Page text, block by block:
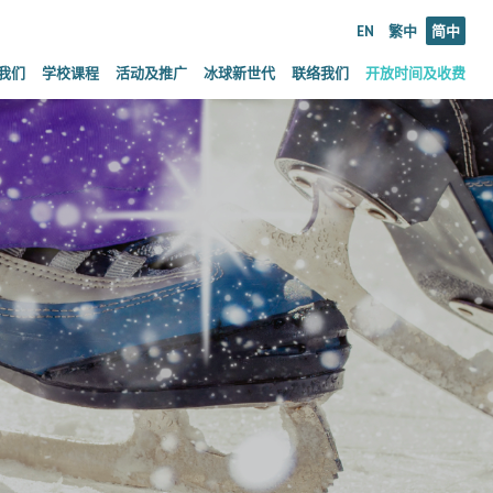
EN 繁中 简中
们 学校课程 活动及推广 冰球新世代 联络我们 开放时间及收费